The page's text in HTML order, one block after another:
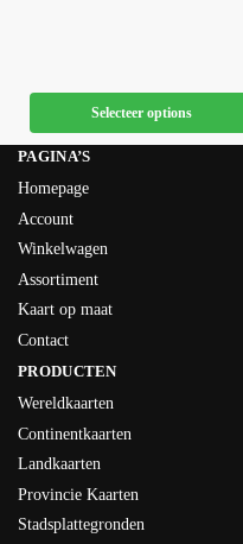
Selecteer options
PAGINA’S
Homepage
Account
Winkelwagen
Assortiment
Kaart op maat
Contact
PRODUCTEN
Wereldkaarten
Continentkaarten
Landkaarten
Provincie Kaarten
Stadsplattegronden